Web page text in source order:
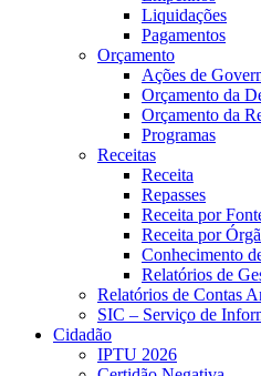
Liquidações
Pagamentos
Orçamento
Ações de
Orçamento da
Orçamento da
Programas
Receitas
Receita
Repasses
Receita por
Receita por
Conhecimento
Relatórios de
Relatórios de Contas
SIC – Serviço de
Cidadão
IPTU 2026